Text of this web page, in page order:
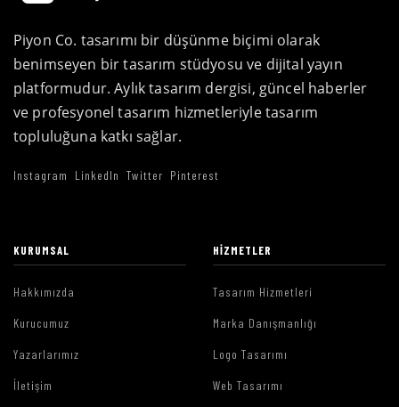
Piyon Co. tasarımı bir düşünme biçimi olarak
benimseyen bir tasarım stüdyosu ve dijital yayın
platformudur. Aylık tasarım dergisi, güncel haberler
ve profesyonel tasarım hizmetleriyle tasarım
topluluğuna katkı sağlar.
Instagram LinkedIn Twitter Pinterest
KURUMSAL
Hakkımızda
Kurucumuz
Yazarlarımız
İletişim
HIZMETLER
Tasarım Hizmetleri
Marka Danışmanlığı
Logo Tasarımı
Web Tasarımı